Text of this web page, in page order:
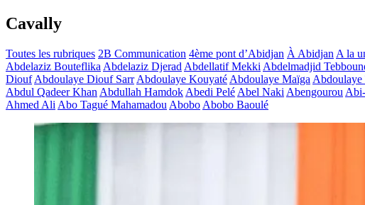
Cavally
Toutes les rubriques 2B Communication 4ème pont d’Abidjan À Abidjan A la
Abdelaziz Bouteflika Abdelaziz Djerad Abdellatif Mekki Abdelmadjid
Diouf Abdoulaye Diouf Sarr Abdoulaye Kouyaté Abdoulaye Maïga Abdoulaye
Abdul Qadeer Khan Abdullah Hamdok Abedi Pelé Abel Naki Abengourou
Ahmed Ali Abo Tagué Mahamadou Abobo Abobo Baoulé